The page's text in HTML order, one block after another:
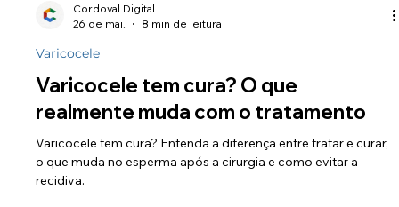
26 de mai.
Varicocele
Varicocele tem cura? O que
realmente muda com o tratamento
Varicocele tem cura? Entenda a diferença entre tratar e curar,
o que muda no esperma após a cirurgia e como evitar a